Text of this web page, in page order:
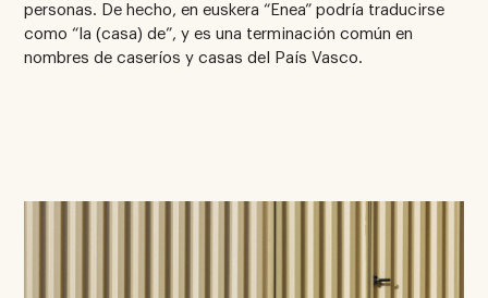
personas. De hecho, en euskera “Enea” podría traducirse
como “la (casa) de”, y es una terminación común en
nombres de caseríos y casas del País Vasco.